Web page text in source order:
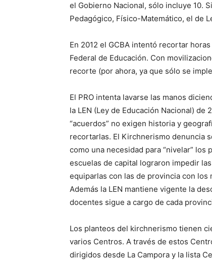
el Gobierno Nacional, sólo incluye 10.
Pedagógico, Físico-Matemático, el de
En 2012 el GCBA intentó recortar
Federal de Educación. Con
recorte (por ahora, ya que sólo se
El PRO intenta lavarse las manos
la LEN (Ley de Educación Nacional) de
“acuerdos” no exigen historia y
recortarlas. El Kirchnerismo denuncia
como una necesidad para “nivelar”
escuelas de capital lograron impedir
equiparlas con las de provincia con los
Además la LEN mantiene vigente la
docentes sigue a cargo de cada
Los planteos del kirchnerismo tienen
varios Centros. A través de estos
dirigidos desde La Campora y la lista